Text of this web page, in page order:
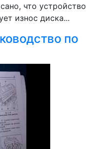
что устройство
износ диска...
по